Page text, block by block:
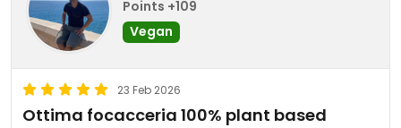
Points +109
Vegan
23 Feb 2026
Ottima focacceria 100% plant based